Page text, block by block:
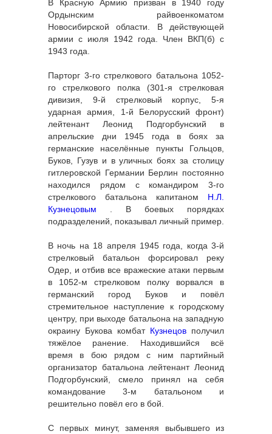
В Красную Армию призван в 1940 году
Ордынским райвоенкоматом
Новосибирской области. В действующей
армии с июля 1942 года. Член ВКП(б) с
1943 года.
Парторг 3-го стрелкового батальона 1052-
го стрелкового полка (301-я стрелковая
дивизия, 9-й стрелковый корпус, 5-я
ударная армия, 1-й Белорусский фронт)
лейтенант Леонид Подгорбунский в
апрельские дни 1945 года в боях за
германские населённые пункты Гольцов,
Буков, Гузув и в уличных боях за столицу
гитлеровской Германии Берлин постоянно
находился рядом с командиром 3-го
стрелкового батальона капитаном Н.Л.
Кузнецовым
. В боевых порядках
подразделений, показывал личный пример.
В ночь на 18 апреля 1945 года, когда 3-й
стрелковый батальон форсировал реку
Одер, и отбив все вражеские атаки первым
в 1052-м стрелковом полку ворвался в
германский город Буков и повёл
стремительное наступление к городскому
центру, при выходе батальона на западную
окраину Букова комбат Кузнецов получил
тяжёлое ранение. Находившийся всё
время в бою рядом с ним партийный
организатор батальона лейтенант Леонид
Подгорбунский, смело принял на себя
командование 3-м батальоном и
решительно повёл его в бой.
С первых минут, заменяя выбывшего из